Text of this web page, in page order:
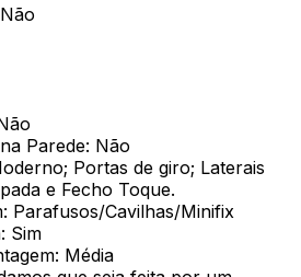
Parede: Não
Portas de giro; Laterais
e Fecho Toque.
Parafusos/Cavilhas/Minifix
Sim
Média